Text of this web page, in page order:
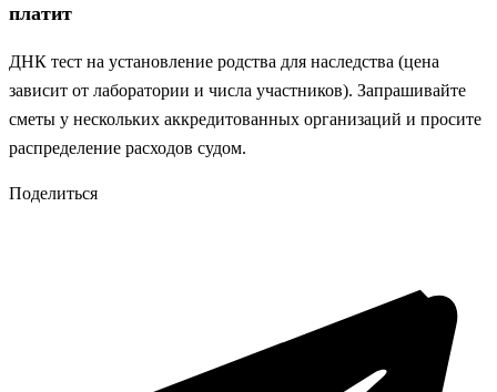
платит
ДНК тест на установление родства для наследства (цена
зависит от лаборатории и числа участников). Запрашивайте
сметы у нескольких аккредитованных организаций и просите
распределение расходов судом.
Поделиться